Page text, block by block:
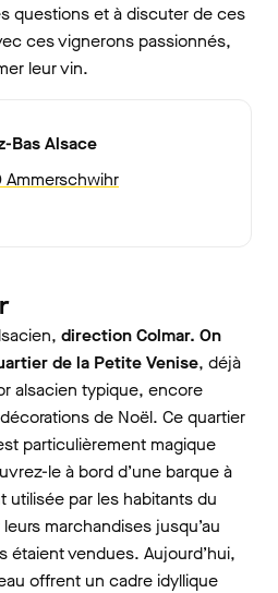
questions et à discuter de ces
ces vignerons passionnés,
leur vin.
Bas Alsace
Ammerschwihr
direction Colmar. On
de la Petite Venise, déjà
alsacien typique, encore
de Noël. Ce quartier
particulièrement magique
le à bord d’une barque à
par les habitants du
marchandises jusqu’au
étaient vendues. Aujourd’hui,
offrent un cadre idyllique